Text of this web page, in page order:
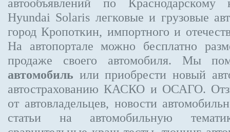
автообъявлений по
Hyundai Solaris легковые и грузовые
город Кропоткин, импортного и
На автопортале можно бесплатно
продаже своего автомобиля. Мы
автомобиль или приобрести новый
автострахованию КАСКО и ОСАГО.
от автовладельцев, новости
статьи на автомобильную